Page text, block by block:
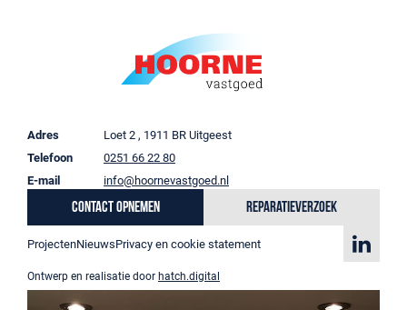
Adres
Loet 2 , 1911 BR Uitgeest
Telefoon
0251 66 22 80
E-mail
info@hoornevastgoed.nl
Contact opnemen Reparatieverzoek
ProjectenNieuwsPrivacy en cookie statement
Ontwerp en realisatie door hatch.digital